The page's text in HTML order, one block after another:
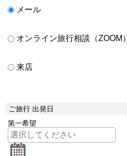
メール
オンライン旅行相談（ZOOM）
来店
ご旅行 出発日
第一希望